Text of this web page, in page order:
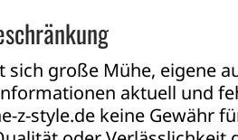
sich große Mühe, eigene
aktuell und
z-style.de keine Gewähr